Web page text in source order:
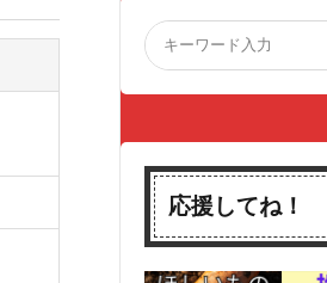
応援してね！